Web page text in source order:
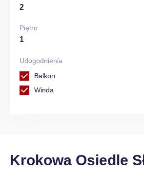
2
Piętro
1
Udogodnienia
Balkon
Winda
Krokowa Osiedle